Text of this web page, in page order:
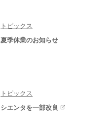
トピックス
夏季休業のお知らせ
トピックス
シエンタを一部改良